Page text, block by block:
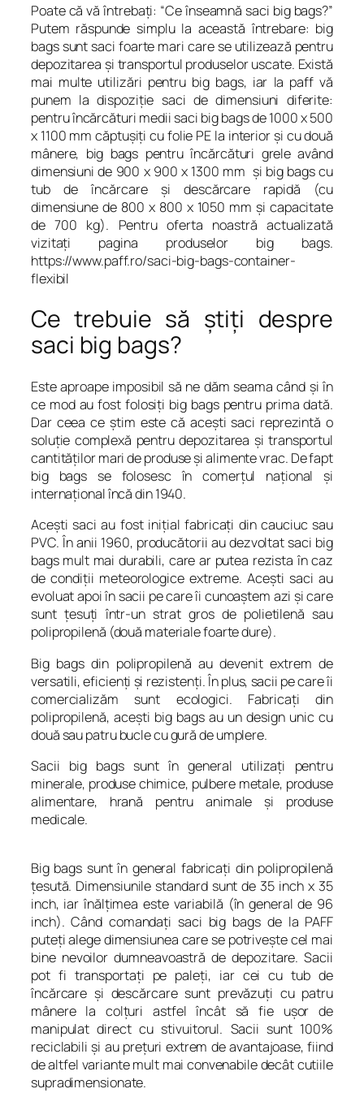
Poate că vă întrebaţi: “Ce înseamnă saci big bags?”
Putem răspunde simplu la această întrebare: big
bags sunt saci foarte mari care se utilizează pentru
depozitarea şi transportul produselor uscate. Există
mai multe utilizări pentru big bags, iar la paff vă
punem la dispoziţie saci de dimensiuni diferite:
pentru încărcături medii saci big bags de 1000 x 500
x 1100 mm căptuşiţi cu folie PE la interior şi cu două
mânere, big bags pentru încărcături grele având
dimensiuni de 900 x 900 x 1300 mm şi big bags cu
tub de încărcare şi descărcare rapidă (cu
dimensiune de 800 x 800 x 1050 mm şi capacitate
de 700 kg). Pentru oferta noastră actualizată
vizitaţi pagina produselor big bags.
https://www.paff.ro/saci-big-bags-container-
flexibil
Ce trebuie să ştiţi despre
saci big bags?
Este aproape imposibil să ne dăm seama când şi în
ce mod au fost folosiţi big bags pentru prima dată.
Dar ceea ce ştim este că aceşti saci reprezintă o
soluţie complexă pentru depozitarea şi transportul
cantităţilor mari de produse şi alimente vrac. De fapt
big bags se folosesc în comerţul naţional şi
internaţional încă din 1940.
Aceşti saci au fost iniţial fabricaţi din cauciuc sau
PVC. În anii 1960, producătorii au dezvoltat saci big
bags mult mai durabili, care ar putea rezista în caz
de condiţii meteorologice extreme. Aceşti saci au
evoluat apoi în sacii pe care îi cunoaştem azi şi care
sunt ţesuţi într-un strat gros de polietilenă sau
polipropilenă (două materiale foarte dure).
Big bags din polipropilenă au devenit extrem de
versatili, eficienţi şi rezistenţi. În plus, sacii pe care îi
comercializăm sunt ecologici. Fabricaţi din
polipropilenă, aceşti big bags au un design unic cu
două sau patru bucle cu gură de umplere.
Sacii big bags sunt în general utilizaţi pentru
minerale, produse chimice, pulbere metale, produse
alimentare, hrană pentru animale şi produse
medicale.
Big bags sunt în general fabricaţi din polipropilenă
ţesută. Dimensiunile standard sunt de 35 inch x 35
inch, iar înălţimea este variabilă (în general de 96
inch). Când comandaţi saci big bags de la PAFF
puteţi alege dimensiunea care se potriveşte cel mai
bine nevoilor dumneavoastră de depozitare. Sacii
pot fi transportaţi pe paleţi, iar cei cu tub de
încărcare şi descărcare sunt prevăzuţi cu patru
mânere la colţuri astfel încât să fie uşor de
manipulat direct cu stivuitorul. Sacii sunt 100%
reciclabili şi au preţuri extrem de avantajoase, fiind
de altfel variante mult mai convenabile decât cutiile
supradimensionate.